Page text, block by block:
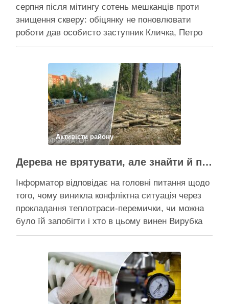
серпня після мітингу сотень мешканців проти
знищення скверу: обіцянку не поновлювати
роботи дав особисто заступник Кличка, Петро
Пантелеєв, що прибув налагодити комунікацію
чи вдасться зберегти ту частину озеленення,
що лишилася, – поки невідомо На Теремках у …
Поділитися у соцмережах:
Активісти району
Дерева не врятувати, але знайти й покарати винних треба – головні питання і висновки з конфлікту на Теремках
Інформатор відповідає на головні питання щодо
того, чому виникла конфліктна ситуація через
прокладання теплотраси-перемички, чи можна
було їй запобігти і хто в цьому винен Вирубка
дерев триває, почали й прокладати теплотрасу
суботу, 8 серпня 2026 року, на Теремках у Києві
почалася вже …
Поділитися у соцмережах: